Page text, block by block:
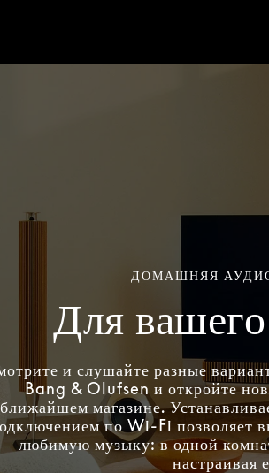
ДОМАШНЯЯ
Для
и слушайте разные
Bang & Olufsen и откройте
ближайшем магазине.
по Wi-Fi позволяет
любимую музыку: в одной
настраивая